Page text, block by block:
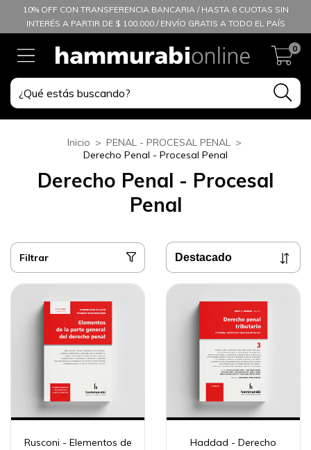
10% OFF CON TRANSFERENCIA BANCARIA / HASTA 6 CUOTAS SIN
INTERÉS A PARTIR DE $ 100.000 / ENVÍO GRATIS A TODO EL PAÍS
0
Inicio > PENAL - PROCESAL PENAL >
Derecho Penal - Procesal Penal
Derecho Penal - Procesal
Penal
Filtrar
Rusconi - Elementos de
Haddad - Derecho